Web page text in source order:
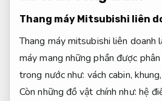
Thang máy Mitsubishi liên
Thang máy mitsubishi liên doanh
máy mang những phần được
trong nước như: vách cabin,
Còn những đồ vật chính như: hệ